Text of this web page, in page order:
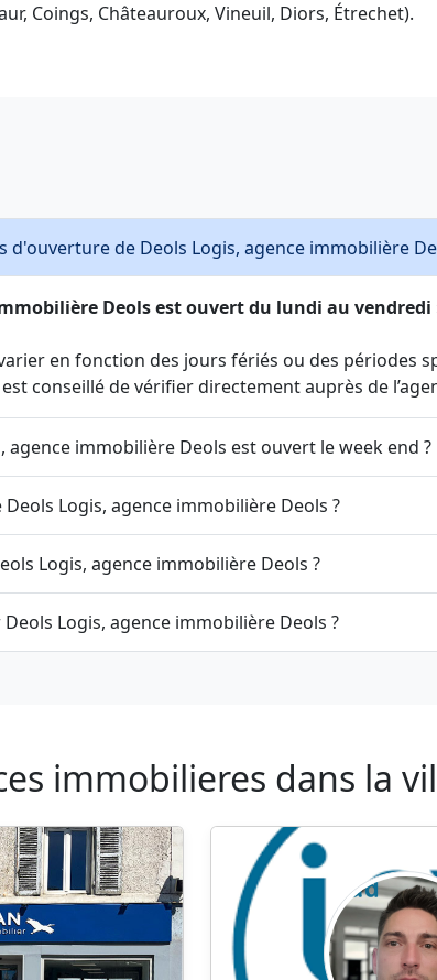
Coings, Châteauroux, Vineuil, Diors, Étrechet).
d'ouverture de Deols Logis, agence immobilière
Deols est ouvert du lundi au vendredi
en fonction des jours fériés ou des périodes
conseillé de vérifier directement auprès de
agence immobilière Deols est ouvert le week end ?
Logis, agence immobilière Deols ?
Logis, agence immobilière Deols ?
Logis, agence immobilière Deols ?
immobilieres dans la